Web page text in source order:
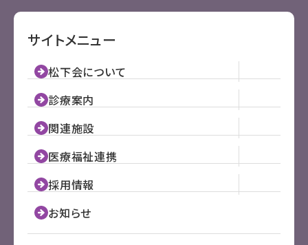
サイトメニュー
松下会について
診療案内
関連施設
医療福祉連携
採用情報
お知らせ